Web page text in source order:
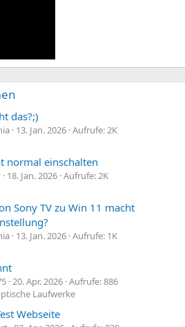
das?;)
13. Jan. 2026 Aufrufe: 2K
normal einschalten
18. Jan. 2026 Aufrufe: 2K
Sony TV zu Win 11 macht
13. Jan. 2026 Aufrufe: 1K
20. Apr. 2026 Aufrufe: 886
Laufwerke
Webseite